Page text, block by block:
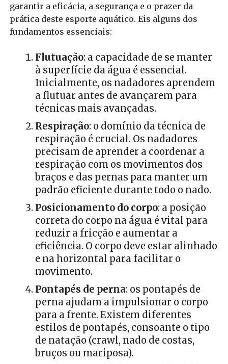
garantir a eficácia, a segurança e o prazer da
prática deste esporte aquático. Eis alguns dos
fundamentos essenciais:
Flutuação: a capacidade de se manter
à superfície da água é essencial.
Inicialmente, os nadadores aprendem
a flutuar antes de avançarem para
técnicas mais avançadas.
Respiração: o domínio da técnica de
respiração é crucial. Os nadadores
precisam de aprender a coordenar a
respiração com os movimentos dos
braços e das pernas para manter um
padrão eficiente durante todo o nado.
Posicionamento do corpo: a posição
correta do corpo na água é vital para
reduzir a fricção e aumentar a
eficiência. O corpo deve estar alinhado
e na horizontal para facilitar o
movimento.
Pontapés de perna: os pontapés de
perna ajudam a impulsionar o corpo
para a frente. Existem diferentes
estilos de pontapés, consoante o tipo
de natação (crawl, nado de costas,
bruços ou mariposa).